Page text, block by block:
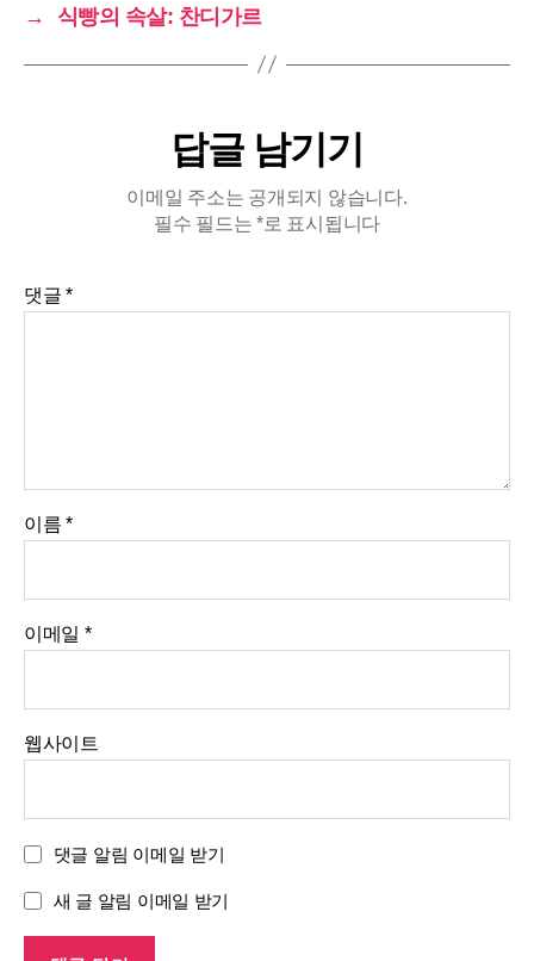
→
식빵의 속살: 찬디가르
답글 남기기
이메일 주소는 공개되지 않습니다.
필수 필드는*로 표시됩니다
댓글*
이름*
이메일 *
웹사이트
댓글 알림 이메일 받기
새 글 알림 이메일 받기